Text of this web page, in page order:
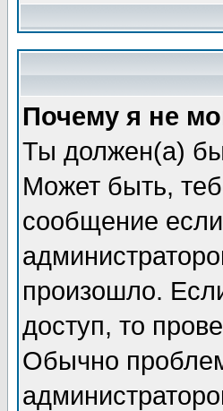
Почему я не
Ты должен(а)
Может быть,
сообщение если
произошло.
доступ, то
Обычно